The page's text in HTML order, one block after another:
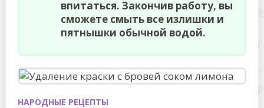
впитаться. Закончив работу, вы
сможете смыть все излишки и
пятнышки обычной водой.
НАРОДНЫЕ РЕЦЕПТЫ